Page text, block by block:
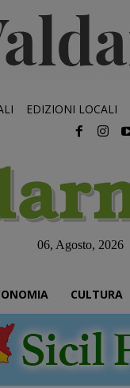
EDIZIONI LOCALI
06, Agosto, 2026
CULTURA